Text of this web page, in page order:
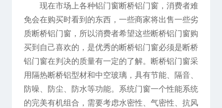
现在市场上各种铝门窗断桥铝门窗，消费者难
免会在购买时看到的东西，一些商家将出售一些劣
质断桥铝门窗，所以消费者希望这些断桥铝门窗购
买到自己喜欢的，是优秀的断桥铝门窗必须是断桥
铝门窗在判决的质量有一定的了解。断桥铝门窗采
用隔热断桥铝型材和中空玻璃，具有节能、隔音、
防噪、防尘、防水等功能。系统门窗一个性能系统
的完美有机组合，需要考虑水密性、气密性、抗风